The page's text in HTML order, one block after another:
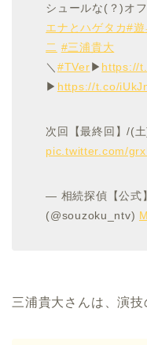
シュールな(？)オ
エナとハゲタカ#遊
二 #三浦貴大
＼ #TVer▶︎ https://
▶︎ https://t.co/
次回【最終回】/(
pic.twitter.com/
— 相続探偵【公式
(@souzoku_ntv)
三浦貴大さんは、演技